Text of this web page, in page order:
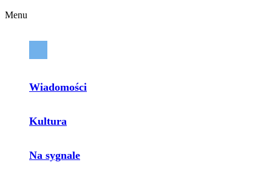
Menu
Wiadomości
Kultura
Na sygnale